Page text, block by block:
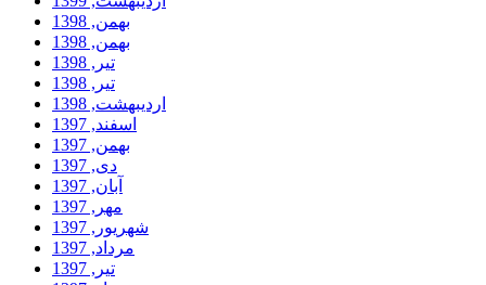
بهمن, 1398
بهمن, 1398
تیر, 1398
تیر, 1398
ارديبهشت, 1398
اسفند, 1397
بهمن, 1397
دی, 1397
آبان, 1397
مهر, 1397
شهریور, 1397
مرداد, 1397
تیر, 1397